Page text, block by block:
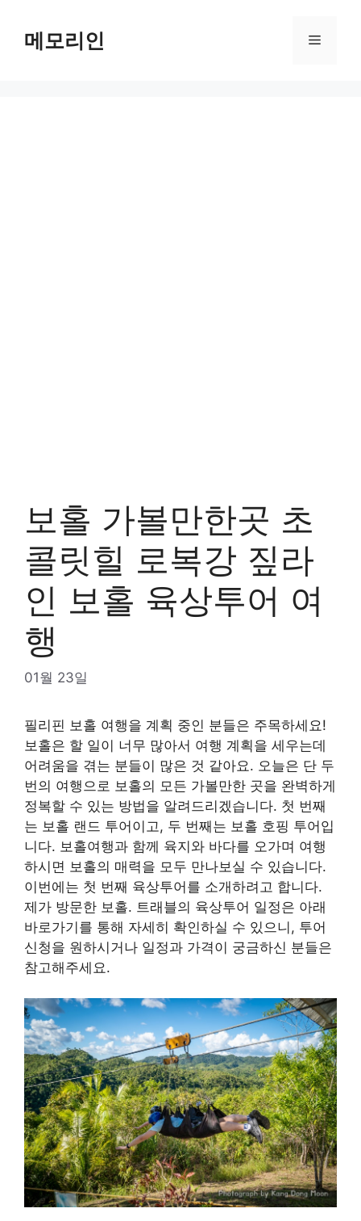
content메모리인 Menu
보홀 가볼만한곳 초
콜릿힐 로복강 짚라
인 보홀 육상투어 여
행
01월 23일
필리핀 보홀 여행을 계획 중인 분들은 주목하세요!
보홀은 할 일이 너무 많아서 여행 계획을 세우는데
어려움을 겪는 분들이 많은 것 같아요. 오늘은 단 두
번의 여행으로 보홀의 모든 가볼만한 곳을 완벽하게
정복할 수 있는 방법을 알려드리겠습니다. 첫 번째
는 보홀 랜드 투어이고, 두 번째는 보홀 호핑 투어입
니다. 보홀여행과 함께 육지와 바다를 오가며 여행
하시면 보홀의 매력을 모두 만나보실 수 있습니다.
이번에는 첫 번째 육상투어를 소개하려고 합니다.
제가 방문한 보홀. 트래블의 육상투어 일정은 아래
바로가기를 통해 자세히 확인하실 수 있으니, 투어
신청을 원하시거나 일정과 가격이 궁금하신 분들은
참고해주세요.